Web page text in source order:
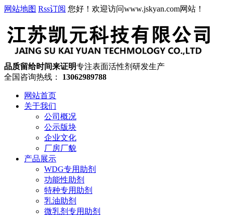
网站地图 Rss订阅 您好！欢迎访问www.jskyan.com网站！
品质留给时间来证明专注表面活性剂研发生产
全国咨询热线：
13062989788
网站首页
关于我们
公司概况
公示版块
企业文化
厂房厂貌
产品展示
WDG专用助剂
功能性助剂
特种专用助剂
乳油助剂
微乳剂专用助剂